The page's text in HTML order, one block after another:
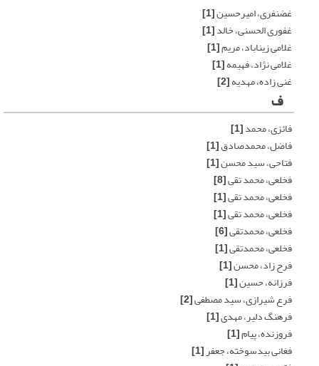
غضنفری، امیرحسین[1]
غفوری الحسنی، خالد[1]
غلامی زیناباد، مریم[1]
غلامی نژاد، فهیمه[1]
غنی زاده، مهدیه[2]
ف
فائزی، محمد[1]
فاضل، محمدصادق[1]
فتاحی، سید محسن[1]
فخلعی، محمد تقی[8]
فخلعی، محمد تقی[1]
فخلعی، محمد تقی[1]
فخلعی، محمدتقی[6]
فخلعی، محمدتقی[1]
فرح زاد، محسن[1]
فرزانه، حسین[1]
فرع شیرازی، سید مصطفی[2]
فرهنگ دلیر، مهدی[1]
فروزنده، پیام[1]
فغانی بیدسوخته، جعفر[1]